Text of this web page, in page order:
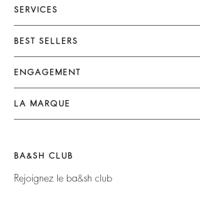
SERVICES
Service Client
FAQ
Retouches & Réparations
accessibilité
BEST SELLERS
Robes
Combinaisons
Tops & Chemises
Pulls & Cardigans
Dos Nus
ENGAGEMENT
Nos Engagements
Planète
Partenaires
Circularité
LA MARQUE
Barbara & Sharon
125 Et Après
BA&SH CLUB
Rejoignez le ba&sh club